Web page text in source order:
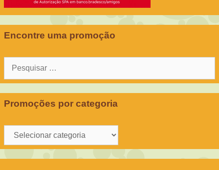
Encontre uma promoção
Pesquisar
Promoções por categoria
Promoções
por